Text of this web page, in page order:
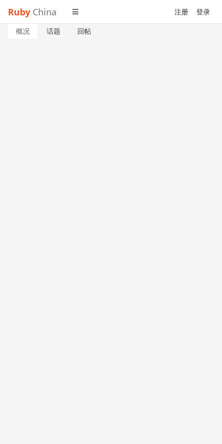
Ruby China 注册 登录
概况 话题 回帖